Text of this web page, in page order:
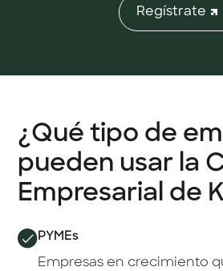
Regístrate
¿Qué tipo de
pueden usar la
Empresarial de
PYMEs
Empresas en crecimiento